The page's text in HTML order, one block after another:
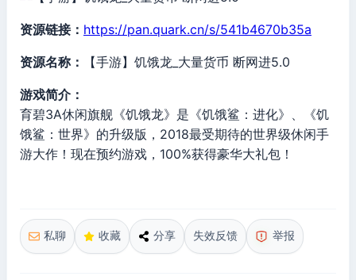
资源链接： https://pan.quark.cn/s/541b4670b35a
资源名称： 【手游】饥饿龙_大量货币 断网进5.0
游戏简介：
育碧3A休闲旗舰《饥饿龙》是《饥饿鲨：进化》、《饥
饿鲨：世界》的升级版，2018最受期待的世界级休闲手
游大作！现在预约游戏，100%获得豪华大礼包！
私聊 收藏 分享 失效反馈 举报